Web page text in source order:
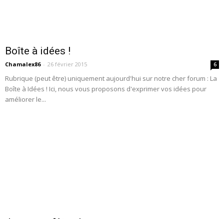
Boîte à idées !
Chamalex86 - 26 février 2015 6
Rubrique (peut être) uniquement aujourd'hui sur notre cher forum : La
Boîte à Idées ! Ici, nous vous proposons d'exprimer vos idées pour
améliorer le...